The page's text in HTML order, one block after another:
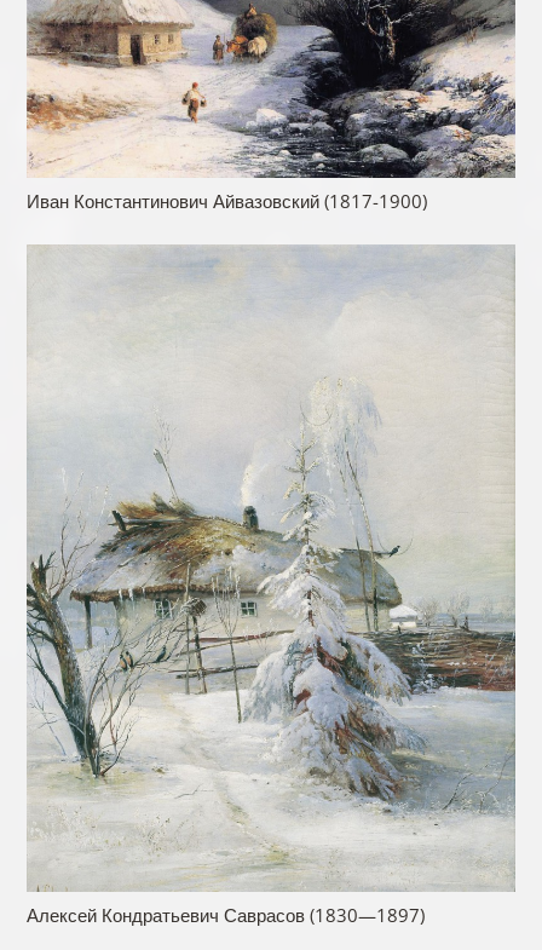
Иван Константинович Айвазовский (1817-1900)
Алексей Кондратьевич Саврасов (1830—1897)